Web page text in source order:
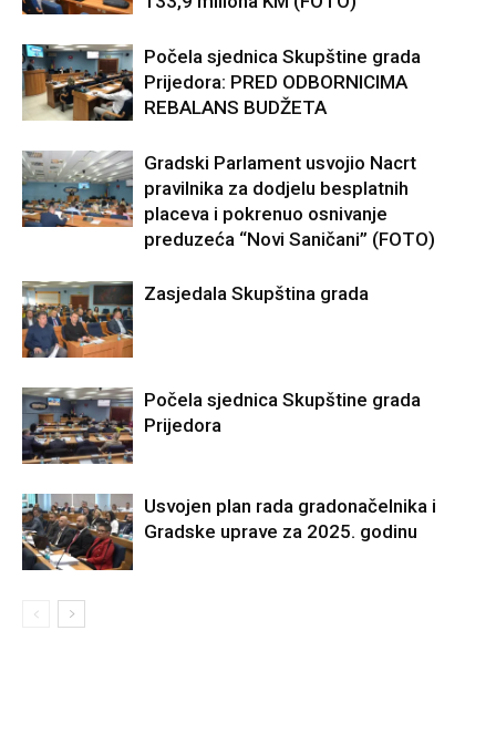
Počela sjednica Skupštine grada
Prijedora: PRED ODBORNICIMA
REBALANS BUDŽETA
Gradski Parlament usvojio Nacrt
pravilnika za dodjelu besplatnih
placeva i pokrenuo osnivanje
preduzeća “Novi Saničani” (FOTO)
Zasjedala Skupština grada
Počela sjednica Skupštine grada
Prijedora
Usvojen plan rada gradonačelnika i
Gradske uprave za 2025. godinu